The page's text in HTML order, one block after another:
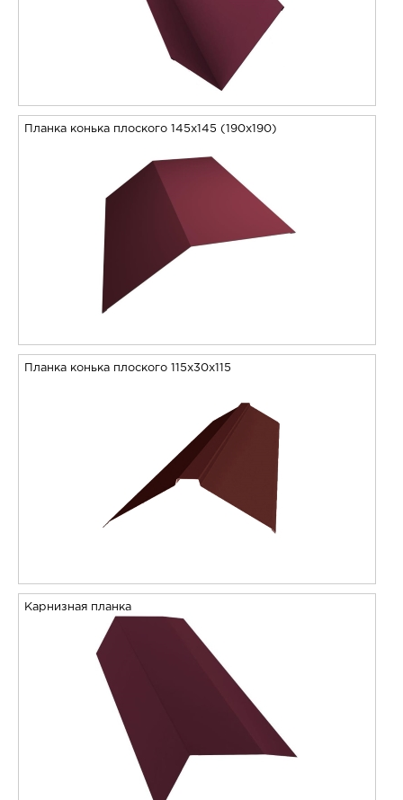
Планка конька плоского 145х145 (190х190)
Планка конька плоского 115х30х115
Карнизная планка